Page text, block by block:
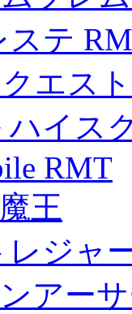
ステ
エスト
イス
RMT
王
レジャ
アー